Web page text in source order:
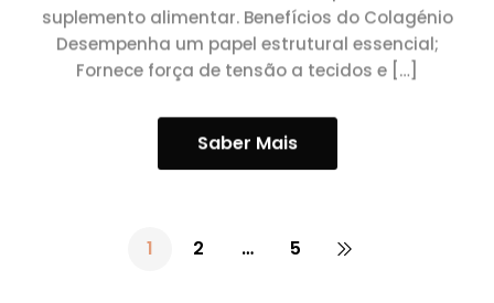
suplemento alimentar. Benefícios do Colagénio
Desempenha um papel estrutural essencial;
Fornece força de tensão a tecidos e […]
Saber Mais
1 2 … 5